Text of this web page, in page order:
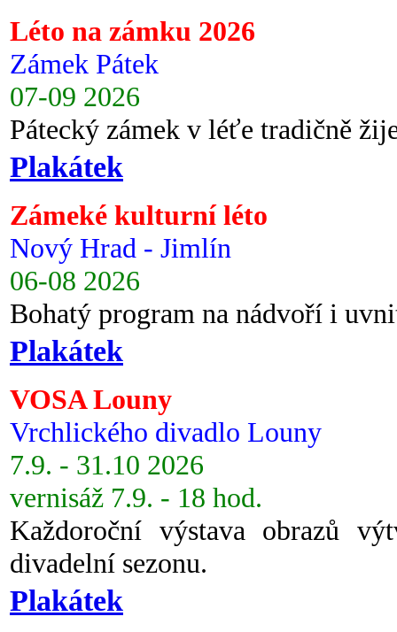
Léto na zámku 2026
Zámek Pátek
07-09 2026
Pátecký zámek v léťe tradičně
Plakátek
Zámeké kulturní léto
Nový Hrad - Jimlín
06-08 2026
Bohatý program na nádvoří i
Plakátek
VOSA Louny
Vrchlického divadlo Louny
7.9. - 31.10 2026
vernisáž 7.9. - 18 hod.
Každoroční výstava obrazů
divadelní sezonu.
Plakátek